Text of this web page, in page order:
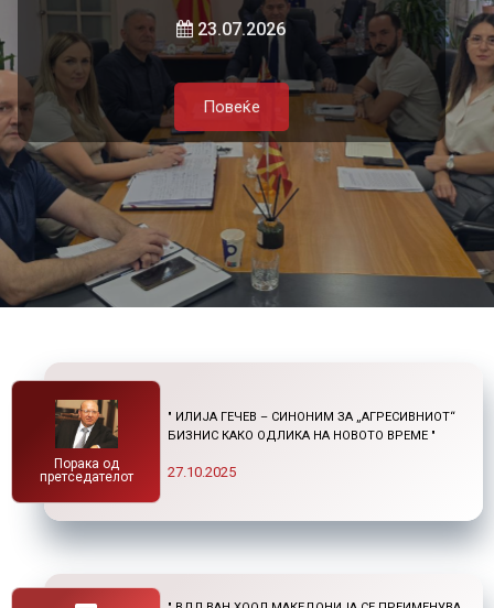
23.07.2026
Повеќе
и нетарифните бариери
21.07.2026
Повеќе
Порака од
претседателот
" ИЛИЈА ГЕЧЕВ – СИНОНИМ ЗА „АГРЕСИВНИОТ“
БИЗНИС КАКО ОДЛИКА НА НОВОТО ВРЕМЕ "
27.10.2025